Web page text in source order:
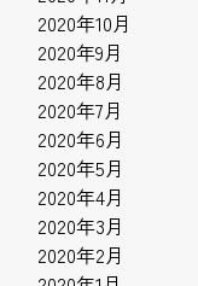
2020年10月
2020年9月
2020年8月
2020年7月
2020年6月
2020年5月
2020年4月
2020年3月
2020年2月